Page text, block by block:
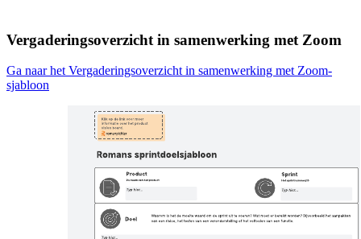
Vergaderingsoverzicht in samenwerking met Zoom
Ga naar het Vergaderingsoverzicht in samenwerking met Zoom-
sjabloon